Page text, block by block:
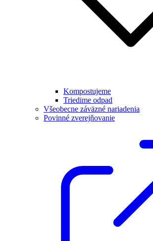
Kompostujeme
Triedime odpad
Všeobecne záväzné nariadenia
Povinné zverejňovanie